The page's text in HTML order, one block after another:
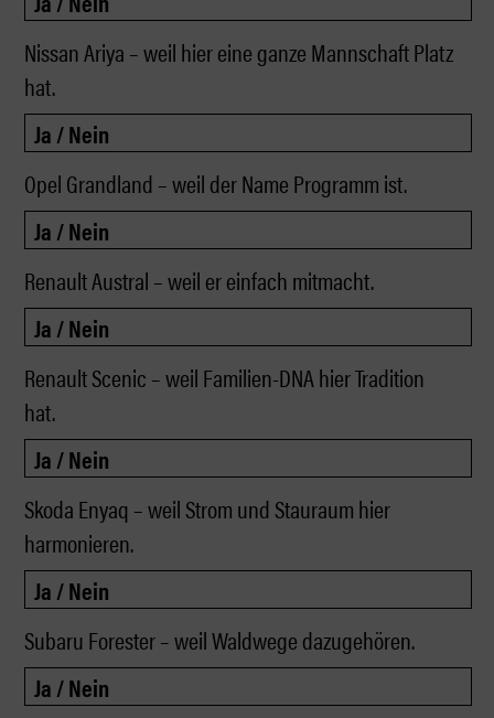
Nissan Ariya – weil hier eine ganze Mannschaft Platz
hat.
Opel Grandland – weil der Name Programm ist.
Renault Austral – weil er einfach mitmacht.
Renault Scenic – weil Familien-DNA hier Tradition
hat.
Skoda Enyaq – weil Strom und Stauraum hier
harmonieren.
Subaru Forester – weil Waldwege dazugehören.